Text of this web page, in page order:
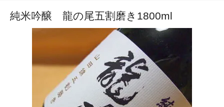
純米吟醸 龍の尾五割磨き1800ml